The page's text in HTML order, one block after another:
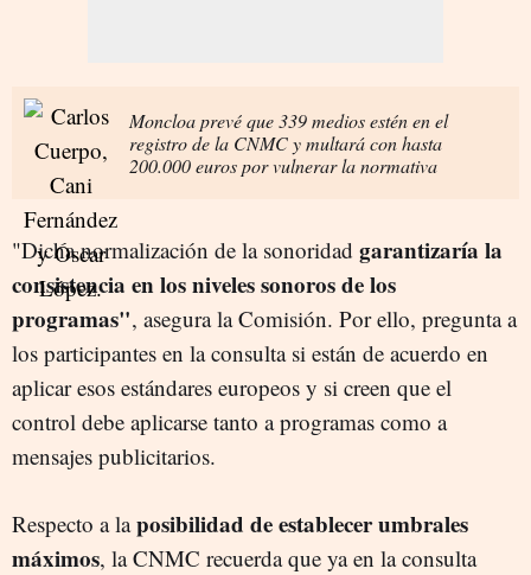
Moncloa prevé que 339 medios estén en el
registro de la CNMC y multará con hasta
200.000 euros por vulnerar la normativa
"Dicha normalización de la sonoridad garantizaría la
consistencia en los niveles sonoros de los
programas", asegura la Comisión. Por ello, pregunta a
los participantes en la consulta si están de acuerdo en
aplicar esos estándares europeos y si creen que el
control debe aplicarse tanto a programas como a
mensajes publicitarios.
Respecto a laposibilidad de establecer umbrales
máximos, la CNMC recuerda que ya en la consulta